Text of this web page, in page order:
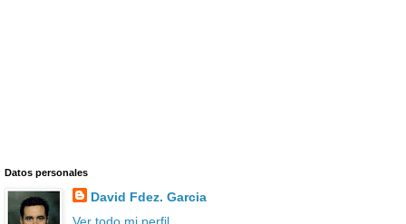
Datos personales
David Fdez. Garcia